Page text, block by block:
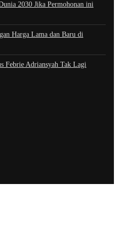
2030 Jika Permohonan ini
Harga Lama dan Baru di
Febrie Adriansyah Tak Lagi